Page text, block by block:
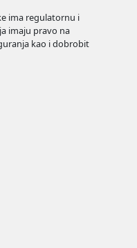
ima regulatornu i
imaju pravo na
kao i dobrobit